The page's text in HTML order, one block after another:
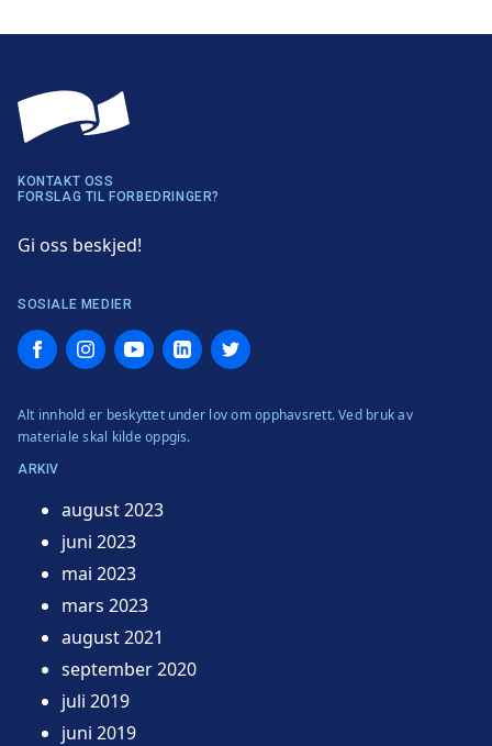
KONTAKT OSS
FORSLAG TIL FORBEDRINGER?
Gi oss beskjed!
SOSIALE MEDIER
FacebookInstagramYouTubeLinkedInTwitter
Alt innhold er beskyttet under lov om opphavsrett. Ved bruk av
materiale skal kilde oppgis.
ARKIV
august 2023
juni 2023
mai 2023
mars 2023
august 2021
september 2020
juli 2019
juni 2019